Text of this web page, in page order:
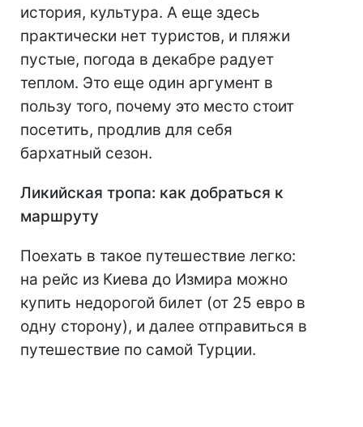
история, культура. А еще здесь
практически нет туристов, и пляжи
пустые, погода в декабре радует
теплом. Это еще один аргумент в
пользу того, почему это место стоит
посетить, продлив для себя
бархатный сезон.
Ликийская тропа: как добраться к
маршруту
Поехать в такое путешествие легко:
на рейс из Киева до Измира можно
купить недорогой билет (от 25 евро в
одну сторону), и далее отправиться в
путешествие по самой Турции.